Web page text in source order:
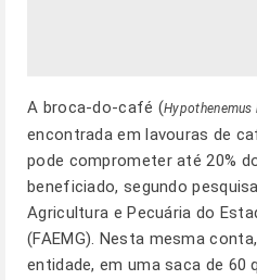
A broca-do-café (Hypothenemus
encontrada em lavouras de
pode comprometer até 20%
beneficiado, segundo
Agricultura e Pecuária do
(FAEMG). Nesta mesma
entidade, em uma saca de 60